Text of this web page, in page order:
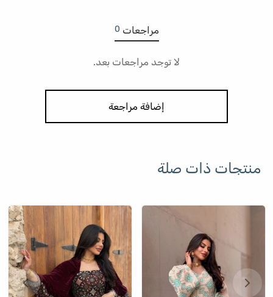
مراجعات 0
لا توجد مراجعات بعد.
إضافة مراجعة
منتجات ذات صلة